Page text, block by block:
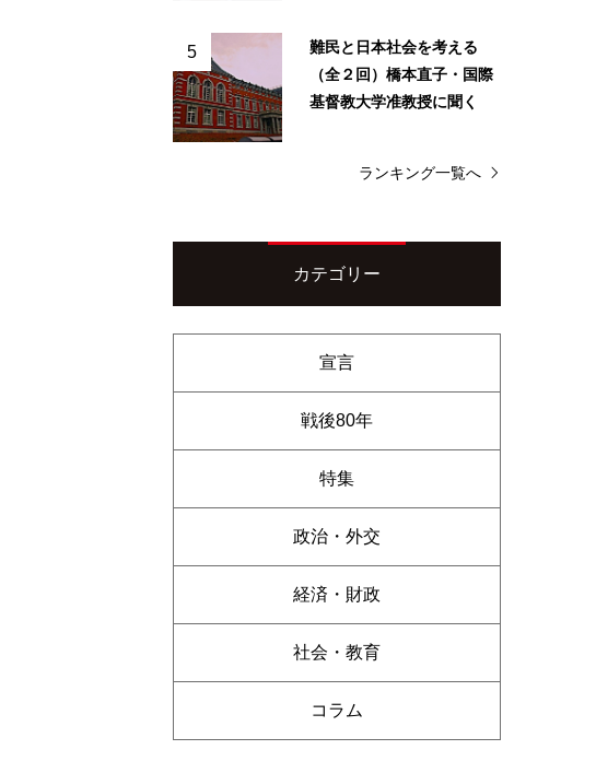
5
難民と日本社会を考える
（全２回）橋本直子・国際
基督教大学准教授に聞く
ランキング一覧へ
カテゴリー
宣言
戦後80年
特集
政治・外交
経済・財政
社会・教育
コラム